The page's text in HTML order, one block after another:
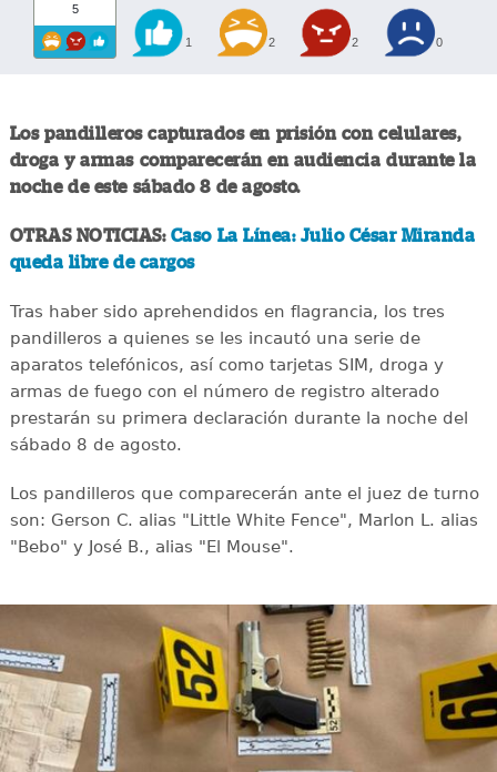
5
1 2 2 0
Los pandilleros capturados en prisión con celulares,
droga y armas comparecerán en audiencia durante la
noche de este sábado 8 de agosto.
OTRAS NOTICIAS: Caso La Línea: Julio César Miranda
queda libre de cargos
Tras haber sido aprehendidos en flagrancia, los tres
pandilleros a quienes se les incautó una serie de
aparatos telefónicos, así como tarjetas SIM, droga y
armas de fuego con el número de registro alterado
prestarán su primera declaración durante la noche del
sábado 8 de agosto.
Los pandilleros que comparecerán ante el juez de turno
son: Gerson C. alias "Little White Fence", Marlon L. alias
"Bebo" y José B., alias "El Mouse".